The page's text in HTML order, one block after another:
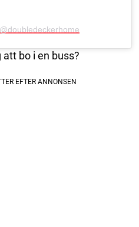
bo i en buss?